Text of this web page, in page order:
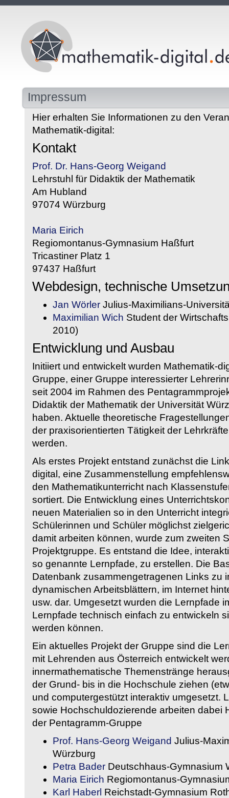
Impressum
Hier erhalten Sie Informationen zu den
Mathematik-digital:
Kontakt
Prof. Dr. Hans-Georg Weigand
Lehrstuhl für Didaktik der Mathematik
Am Hubland
97074 Würzburg
Maria Eirich
Regiomontanus-Gymnasium Haßfurt
Tricastiner Platz 1
97437 Haßfurt
Webdesign, technische
Jan Wörler Julius-Maximilians-
Maximilian Wich Student der
2010)
Entwicklung und Ausbau
Initiiert und entwickelt wurden Mathematik-
Gruppe, einer Gruppe interessierter
seit 2004 im Rahmen des
Didaktik der Mathematik der Universität
haben. Aktuelle theoretische
der praxisorientierten Tätigkeit der
werden.
Als erstes Projekt entstand zunächst die
digital, eine Zusammenstellung
den Mathematikunterricht nach
sortiert. Die Entwicklung eines
neuen Materialien so in den Unterricht
Schülerinnen und Schüler möglichst
damit arbeiten können, wurde zum zweiten
Projektgruppe. Es entstand die Idee,
so genannte Lernpfade, zu erstellen. Die
Datenbank zusammengetragenen Links zu
dynamischen Arbeitsblättern, im Internet
usw. dar. Umgesetzt wurden die Lernpfade
Lernpfade technisch einfach zu entwickeln
werden können.
Ein aktuelles Projekt der Gruppe sind die
mit Lehrenden aus Österreich entwickelt
innermathematische Themenstränge
der Grund- bis in die Hochschule ziehen
und computergestützt interaktiv umgesetzt.
sowie Hochschuldozierende arbeiten dabei
der Pentagramm-Gruppe
Prof. Hans-Georg Weigand Julius-
Würzburg
Petra Bader Deutschhaus-Gymnasium
Maria Eirich Regiomontanus-
Karl Haberl Reichstadt-Gymnasium